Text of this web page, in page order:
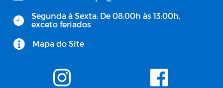
Segunda à Sexta: De 08:00h às 13:00h,
exceto feriados
Mapa do Site